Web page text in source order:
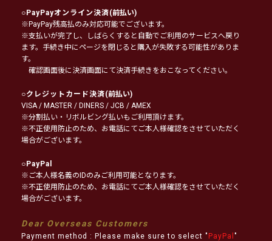
○PayPayオンライン決済(前払い)
※PayPay残高払のみ対応可能でございます。
※支払いが完了し、しばらくすると自動でご利用のサービスへ戻り
ます。手続き中にページを閉じると購入が失敗する可能性がありま
す。
確認画面後に決済画面にて決済手続きをおこなってください。
○クレジットカード決済(前払い)
VISA / MASTER / DINERS / JCB / AMEX
※分割払い・リボルビング払いもご利用頂けます。
※不正使用防止のため、お電話にてご本人様確認をさせていただく
場合がございます。
○PayPal
※ご本人様名義のIDのみご利用可能となります。
※不正使用防止のため、お電話にてご本人様確認をさせていただく
場合がございます。
Dear Overseas Customers
Payment method : Please make sure to select " PayPal "